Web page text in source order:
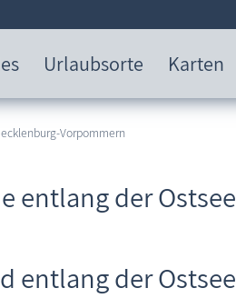
Urlaubsorte Karten
Vorpommern
entlang der Ostsee
entlang der Ostsee